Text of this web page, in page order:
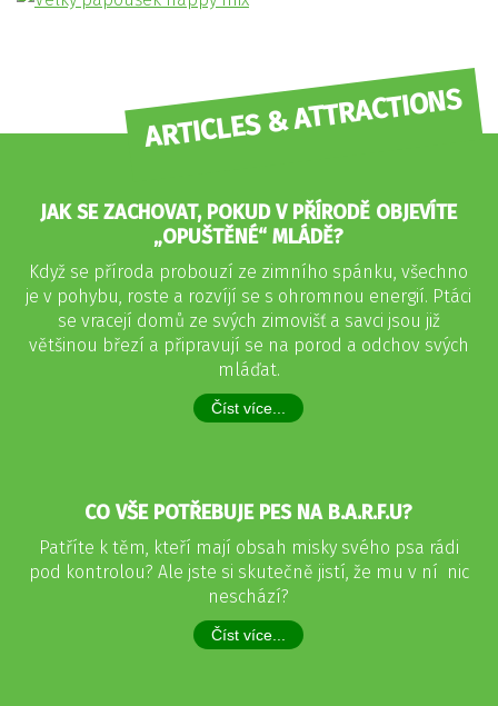
ARTICLES & ATTRACTIONS
JAK SE ZACHOVAT, POKUD V PŘÍRODĚ OBJEVÍTE
„OPUŠTĚNÉ“ MLÁDĚ?
Když se příroda probouzí ze zimního spánku, všechno
je v pohybu, roste a rozvíjí se s ohromnou energií. Ptáci
se vracejí domů ze svých zimovišť a savci jsou již
většinou březí a připravují se na porod a odchov svých
mláďat.
Číst více...
CO VŠE POTŘEBUJE PES NA B.A.R.F.U?
Patříte k těm, kteří mají obsah misky svého psa rádi
pod kontrolou? Ale jste si skutečně jistí, že mu v ní nic
neschází?
Číst více...